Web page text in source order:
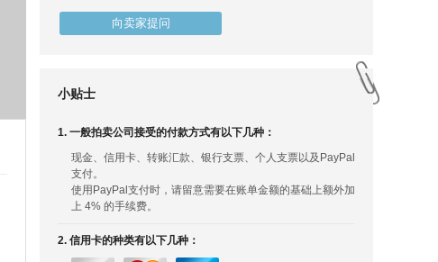
向卖家提问
小贴士
1. 一般拍卖公司接受的付款方式有以下几种：
现金、信用卡、转账汇款、银行支票、个人支票以及PayPal
支付。
使用PayPal支付时，请留意需要在账单金额的基础上额外加
上 4% 的手续费。
2. 信用卡的种类有以下几种：